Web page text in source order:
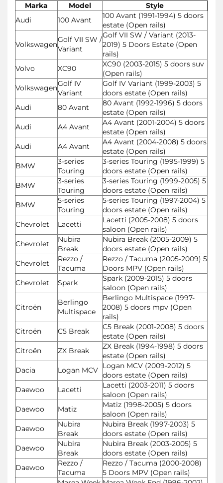
Marka Model
Style
Audi
100 Avant
100 Avant (1991-1994) 5 doors
estate (Open rails)
Volkswagen
Golf VII SW /
Variant
Golf VII SW / Variant (2013-
2019) 5 Doors Estate (Open
rails)
Volvo
XC90
XC90 (2003-2015) 5 doors suv
(Open rails)
VolkswagenGolf IV
Variant
Golf IV Variant (1999-2003) 5
doors estate (Open rails)
Audi
80 Avant
80 Avant (1992-1996) 5 doors
estate (Open rails)
Audi
A4 Avant
A4 Avant (2001-2004) 5 doors
estate (Open rails)
Audi
A4 Avant
A4 Avant (2004-2008) 5 doors
estate (Open rails)
BMW
3-series
Touring
3-series Touring (1995-1999) 5
doors estate (Open rails)
BMW
3-series
Touring
3-series Touring (1999-2005) 5
doors estate (Open rails)
BMW
5-series
Touring
5-series Touring (1997-2004) 5
doors estate (Open rails)
Chevrolet
Lacetti
Lacetti (2005-2008) 5 doors
saloon (Open rails)
Chevrolet
Nubira
Break
Nubira Break (2005-2009) 5
doors estate (Open rails)
Chevrolet
Rezzo /
Tacuma
Rezzo / Tacuma (2005-2009) 5
Doors MPV (Open rails)
Chevrolet
Spark
Spark (2009-2015) 5 doors
saloon (Open rails)
Citroën
Berlingo
Multispace
Berlingo Multispace (1997-
2008) 5 doors mpv (Open
rails)
Citroën
C5 Break
C5 Break (2001-2008) 5 doors
estate (Open rails)
Citroën
ZX Break
ZX Break (1994-1998) 5 doors
estate (Open rails)
Dacia
Logan MCV Logan MCV (2009-2012) 5
doors estate (Open rails)
Daewoo
Lacetti
Lacetti (2003-2011) 5 doors
saloon (Open rails)
Daewoo
Matiz
Matiz (1998-2005) 5 doors
saloon (Open rails)
Daewoo
Nubira
Break
Nubira Break (1997-2003) 5
doors estate (Open rails)
Daewoo
Nubira
Break
Nubira Break (2003-2005) 5
doors estate (Open rails)
Daewoo
Rezzo /
Tacuma
Rezzo / Tacuma (2000-2008)
5 Doors MPV (Open rails)